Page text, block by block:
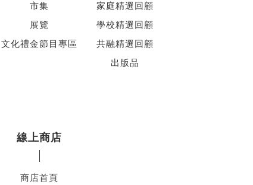
市集
展覽
文化禮金節目專區
家庭精選回顧
學校精選回顧
共融精選回顧
出版品
線上商店
商店首頁